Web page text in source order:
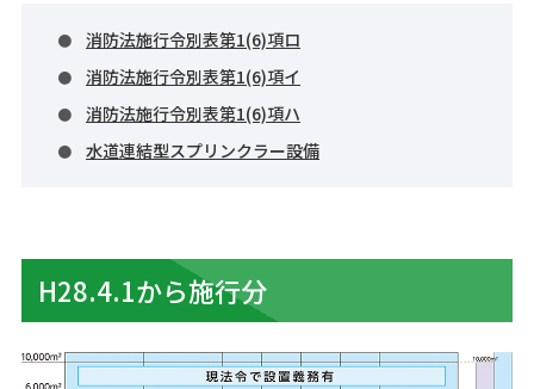
消防法施行令別表第1(6)項ロ
消防法施行令別表第1(6)項イ
消防法施行令別表第1(6)項ハ
水道連結型スプリンクラー設備
H28.4.1から施行分